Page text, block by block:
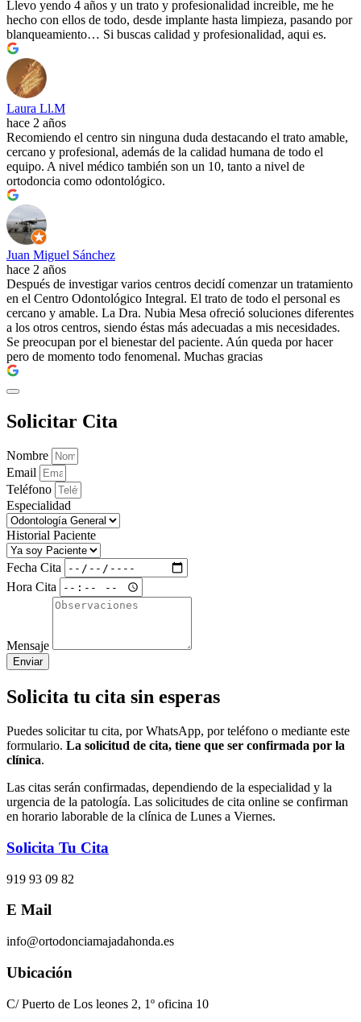
Llevo yendo 4 años y un trato y profesionalidad increible, me he
hecho con ellos de todo, desde implante hasta limpieza, pasando por
blanqueamiento… Si buscas calidad y profesionalidad, aqui es.
Laura Ll.M
hace 2 años
Recomiendo el centro sin ninguna duda destacando el trato amable,
cercano y profesional, además de la calidad humana de todo el
equipo. A nivel médico también son un 10, tanto a nivel de
ortodoncia como odontológico.
Juan Miguel Sánchez
hace 2 años
Después de investigar varios centros decidí comenzar un tratamiento
en el Centro Odontológico Integral. El trato de todo el personal es
cercano y amable. La Dra. Nubia Mesa ofreció soluciones diferentes
a los otros centros, siendo éstas más adecuadas a mis necesidades.
Se preocupan por el bienestar del paciente. Aún queda por hacer
pero de momento todo fenomenal. Muchas gracias
Solicitar Cita
Nombre
Email
Teléfono
Especialidad
Historial Paciente
Fecha Cita
Hora Cita
Mensaje
Enviar
Solicita tu cita sin esperas
Puedes solicitar tu cita, por WhatsApp, por teléfono o mediante este
formulario. La solicitud de cita, tiene que ser confirmada por la
clínica.
Las citas serán confirmadas, dependiendo de la especialidad y la
urgencia de la patología. Las solicitudes de cita online se confirman
en horario laborable de la clínica de Lunes a Viernes.
Solicita Tu Cita
919 93 09 82
E Mail
info@ortodonciamajadahonda.es
Ubicación
C/ Puerto de Los leones 2, 1º oficina 10